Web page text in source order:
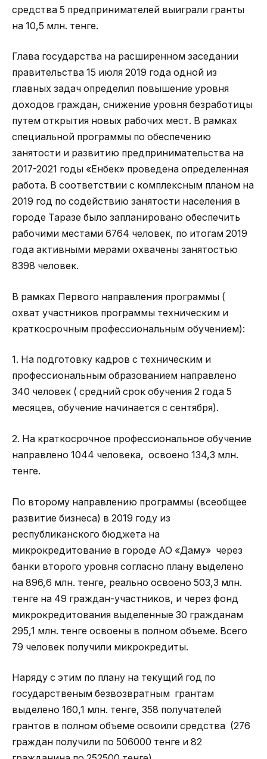
средства 5 предпринимателей выиграли гранты
на 10,5 млн. тенге.
Глава государства на расширенном заседании
правительства 15 июля 2019 года одной из
главных задач определил повышение уровня
доходов граждан, снижение уровня безработицы
путем открытия новых рабочих мест. В рамках
специальной программы по обеспечению
занятости и развитию предпринимательства на
2017-2021 годы «Енбек» проведена определенная
работа. В соответствии с комплексным планом на
2019 год по содействию занятости населения в
городе Таразе было запланировано обеспечить
рабочими местами 6764 человек, по итогам 2019
года активными мерами охвачены занятостью
8398 человек.
В рамках Первого направления программы (
охват участников программы техническим и
краткосрочным профессиональным обучением):
1. На подготовку кадров с техническим и
профессиональным образованием направлено
340 человек ( средний срок обучения 2 года 5
месяцев, обучение начинается с сентября).
2. На краткосрочное профессиональное обучение
направлено 1044 человека, освоено 134,3 млн.
тенге.
По второму направлению программы (всеобщее
развитие бизнеса) в 2019 году из
республиканского бюджета на
микрокредитование в городе АО «Даму» через
банки второго уровня согласно плану выделено
на 896,6 млн. тенге, реально освоено 503,3 млн.
тенге на 49 граждан-участников, и через фонд
микрокредитования выделенные 30 гражданам
295,1 млн. тенге освоены в полном объеме. Всего
79 человек получили микрокредиты.
Наряду с этим по плану на текущий год по
государственым безвозвратным грантам
выделено 160,1 млн. тенге, 358 получателей
грантов в полном объеме освоили средства (276
граждан получили по 506000 тенге и 82